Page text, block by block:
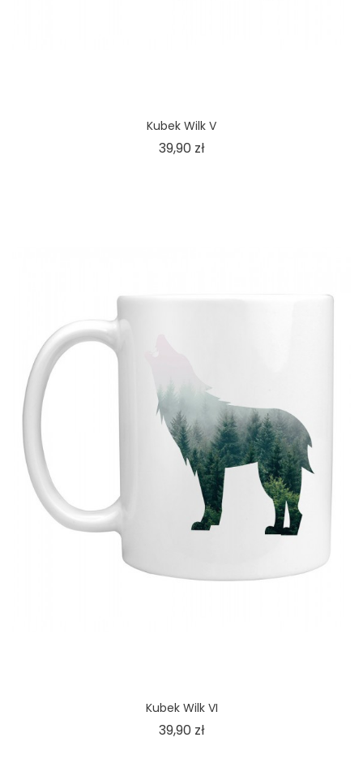
Kubek Wilk V
39,90 złCena
Kubek Wilk VI
39,90 złCena